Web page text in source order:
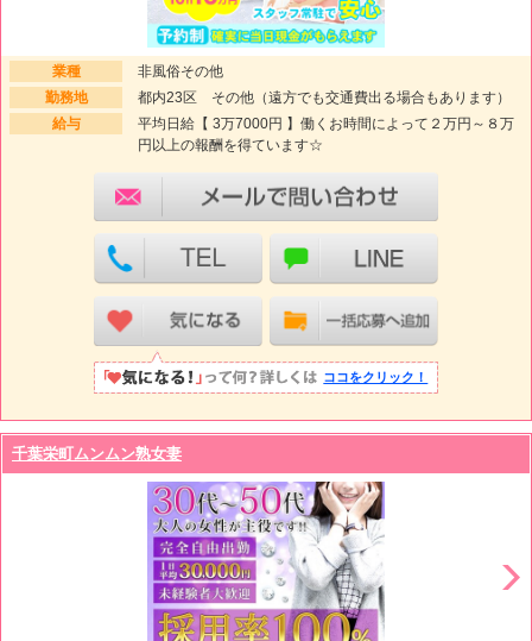
業種
非風俗その他
勤務地
都内23区 その他（遠方でも交通費出る場合もあります）
給与
平均日給【 3万7000円 】働くお時間によって２万円～８万
円以上の報酬を得ています☆
ココをクリック！
千葉栄町ムンムン熟女妻